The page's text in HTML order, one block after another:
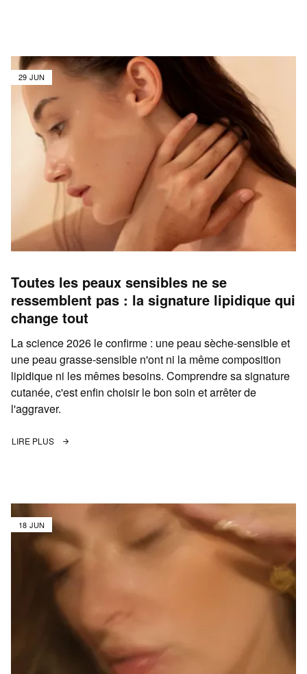
29 JUN
Toutes les peaux sensibles ne se
ressemblent pas : la signature lipidique qui
change tout
La science 2026 le confirme : une peau sèche-sensible et
une peau grasse-sensible n'ont ni la même composition
lipidique ni les mêmes besoins. Comprendre sa signature
cutanée, c'est enfin choisir le bon soin et arrêter de
l'aggraver.
LIRE PLUS
18 JUN